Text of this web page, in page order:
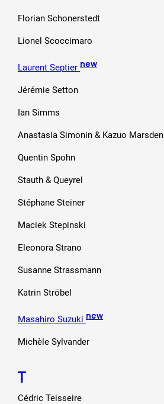
Florian Schonerstedt
Lionel Scoccimaro
Laurent Septier new
Jérémie Setton
Ian Simms
Anastasia Simonin & Kazuo Marsden
Quentin Spohn
Stauth & Queyrel
Stéphane Steiner
Maciek Stepinski
Eleonora Strano
Susanne Strassmann
Katrin Ströbel
Masahiro Suzuki new
Michèle Sylvander
T
Cédric Teisseire